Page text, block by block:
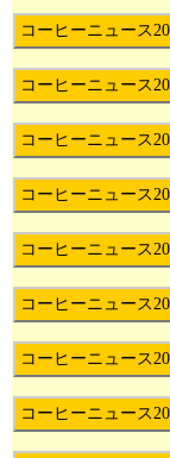
コーヒーニュース
コーヒーニュース
コーヒーニュース
コーヒーニュース
コーヒーニュース
コーヒーニュース
コーヒーニュース
コーヒーニュース